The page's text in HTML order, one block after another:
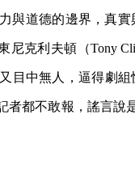
道德的邊界，真實
尼克利夫頓（Tony
目中無人，逼得劇組
都不敢報，謠言說